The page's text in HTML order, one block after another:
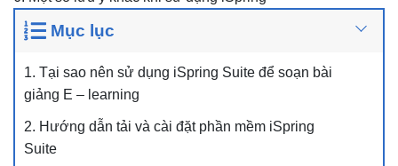
Mục lục
1. Tại sao nên sử dụng iSpring Suite để soạn bài
giảng E – learning
2. Hướng dẫn tải và cài đặt phần mềm iSpring
Suite